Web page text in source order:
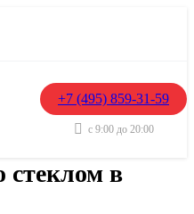
+7 (495) 859-31-59
с 9:00 до 20:00
стеклом в